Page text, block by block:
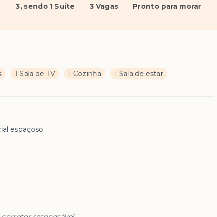
3, sendo 1 Suíte 3 Vagas Pronto para morar
1 Sala de TV 1 Cozinha 1 Sala de estar
espaçoso